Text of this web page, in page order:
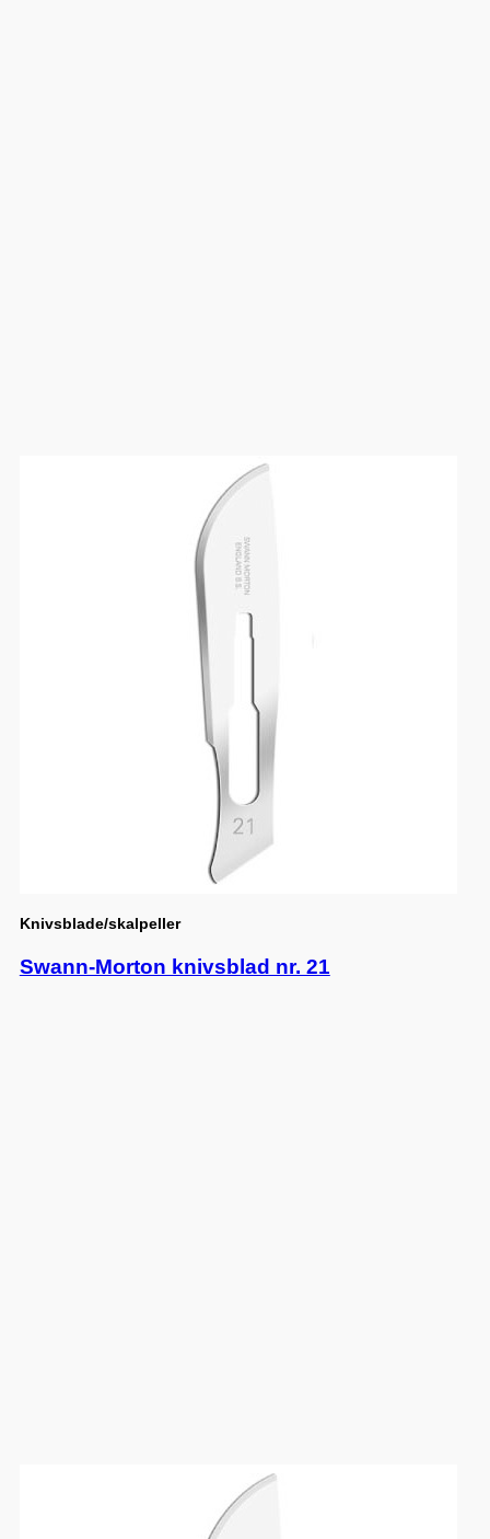
Knivsblade/skalpeller
Swann-Morton knivsblad nr. 21